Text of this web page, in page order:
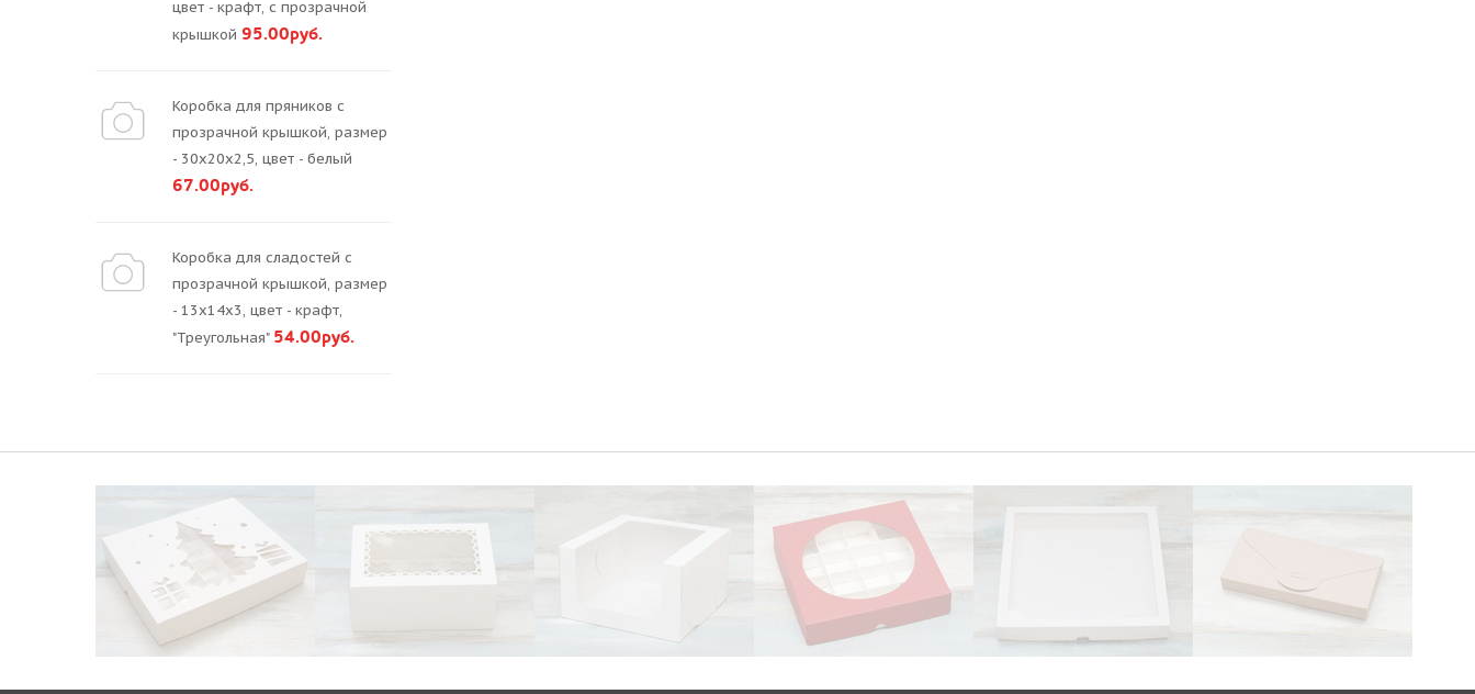
цвет - крафт, с прозрачной
крышкой 95.00руб.
Коробка для пряников с
прозрачной крышкой, размер
- 30х20х2,5, цвет - белый
67.00руб.
Коробка для сладостей с
прозрачной крышкой, размер
- 13х14х3, цвет - крафт,
"Треугольная" 54.00руб.